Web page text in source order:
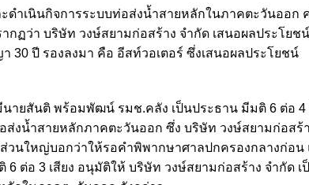
ดำเนินกิจการระบบท่อส่งน้ำสายหลักในภาคตะวันออก
กฏว่า บริษัท วงษ์สยามก่อสร้าง จำกัด เสนอผลประโยชน์
30 ปี รองลงมา คือ อีสท์วอเตอร์ ซึ่งเสนอผลประโยชน์
ยสันติ พร้อมพัฒน์ รมช.คลัง เป็นประธาน มีมติ 6 ต่อ 4
งน้ำสายหลักภาคตะวันออก ซึ่ง บริษัท วงษ์สยามก่อสร้
วนใหญ่บอกว่าให้รอคำพิพากษาศาลปกครองกลางก่อน
ต่อ 3 เสียง อนุมัติให้ บริษัท วงษ์สยามก่อสร้าง จำกัด เ